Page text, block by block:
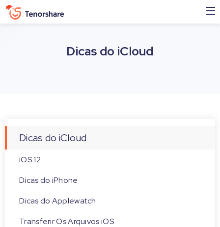
Dicas do iCloud
Dicas do iCloud
iOS 12
Dicas do iPhone
Dicas do Applewatch
Transferir Os Arquivos iOS